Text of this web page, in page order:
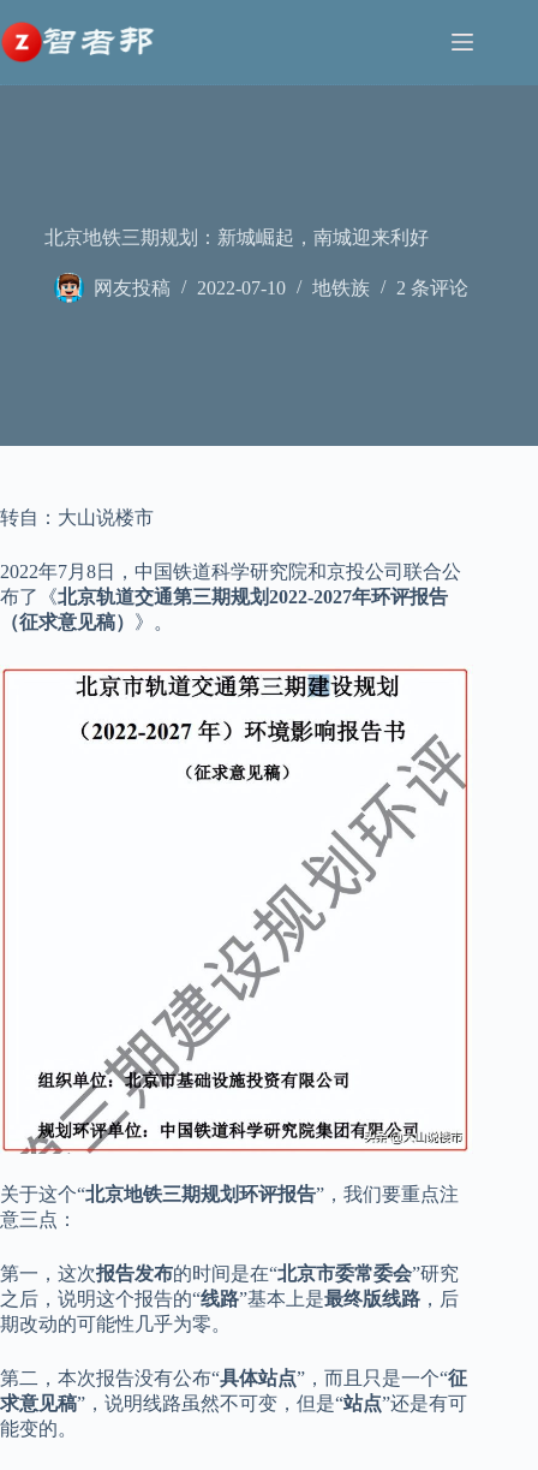
至
内
容
北京地铁三期规划：新城崛起，南城迎来利好
网友投稿 2022-07-10 地铁族 2 条评论
转自：大山说楼市
2022年7月8日，中国铁道科学研究院和京投公司联合公
布了《北京轨道交通第三期规划2022-2027年环评报告
（征求意见稿） 》。
关于这个“北京地铁三期规划环评报告”，我们要重点注
意三点：
第一，这次报告发布的时间是在“北京市委常委会”研究
之后，说明这个报告的“线路”基本上是最终版线路 ，后
期改动的可能性几乎为零。
第二，本次报告没有公布“具体站点”，而且只是一个“征
求意见稿”，说明线路虽然不可变，但是“站点”还是有可
能变的。